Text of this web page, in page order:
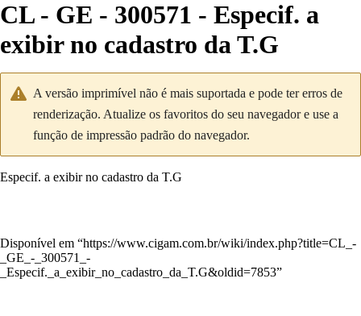
CL - GE - 300571 - Especif. a
exibir no cadastro da T.G
A versão imprimível não é mais suportada e pode ter erros de
renderização. Atualize os favoritos do seu navegador e use a
função de impressão padrão do navegador.
Especif. a exibir no cadastro da T.G
Disponível em “https://www.cigam.com.br/wiki/index.php?title=CL_-
_GE_-_300571_-
_Especif._a_exibir_no_cadastro_da_T.G&oldid=7853”